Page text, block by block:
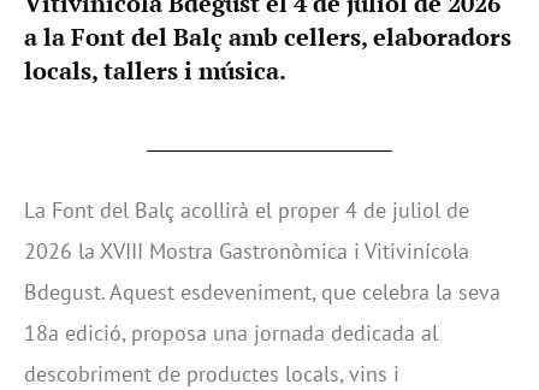
a la Font del Balç amb cellers, elaboradors
locals, tallers i música.
La Font del Balç acollirà el proper 4 de juliol de
2026 la XVIII Mostra Gastronòmica i Vitivinícola
Bdegust. Aquest esdeveniment, que celebra la seva
18a edició, proposa una jornada dedicada al
descobriment de productes locals, vins i